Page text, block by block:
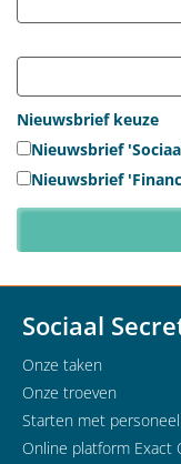
Nieuwsbrief keuze
Nieuwsbrief
Nieuwsbrief
Sociaal
Onze taken
Onze troeven
Starten met personeel
Online platform Exact